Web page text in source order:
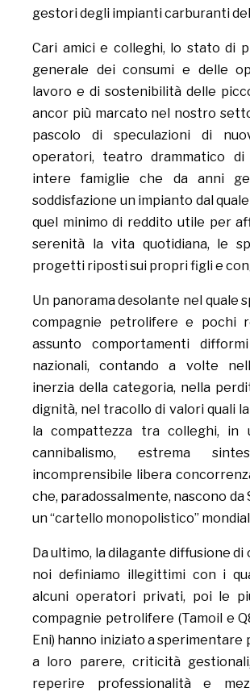
gestori degli impianti carburanti
Cari amici e colleghi, lo stato di
generale dei consumi e delle
lavoro e di sostenibilità delle
ancor più marcato nel nostro
pascolo di speculazioni di
operatori, teatro drammatico
intere famiglie che da anni
soddisfazione un impianto dal
quel minimo di reddito utile per
serenità la vita quotidiana, le
progetti riposti sui propri figli e
Un panorama desolante nel quale
compagnie petrolifere e pochi
assunto comportamenti
nazionali, contando a volte
inerzia della categoria, nella
dignità, nel tracollo di valori quali
la compattezza tra colleghi, in
cannibalismo, estrema
incomprensibile libera
che, paradossalmente, nascono
un “cartello monopolistico”
Da ultimo, la dilagante diffusione
noi definiamo illegittimi con i
alcuni operatori privati, poi le
compagnie petrolifere (Tamoil e
Eni) hanno iniziato a sperimentare
a loro parere, criticità
reperire professionalità e